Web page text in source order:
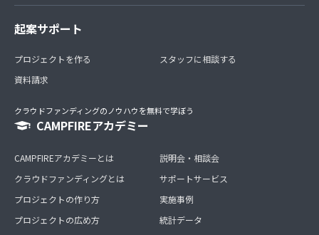
起案サポート
プロジェクトを作る
資料請求
スタッフに相談する
クラウドファンディングのノウハウを無料で学ぼう
CAMPFIREアカデミー
CAMPFIREアカデミーとは
クラウドファンディングとは
プロジェクトの作り方
プロジェクトの広め方
説明会・相談会
サポートサービス
実施事例
統計データ